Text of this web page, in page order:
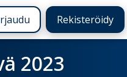
Rekisteröidy
2023